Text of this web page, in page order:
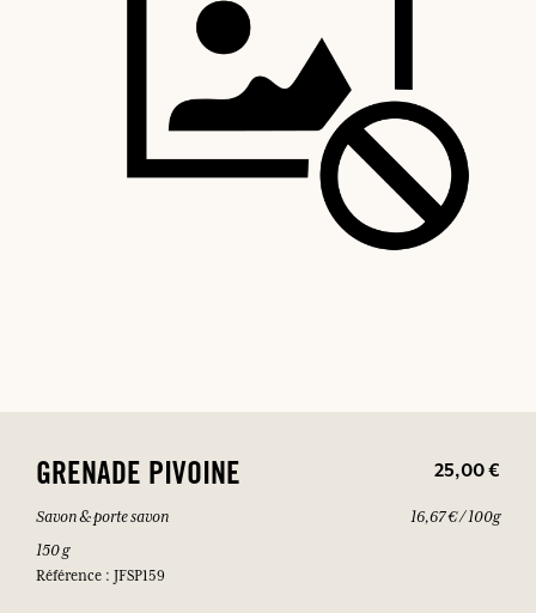
GRENADE PIVOINE 25,00 €
Savon & porte savon
150 g
Référence : JFSP159
16,67 € / 100g